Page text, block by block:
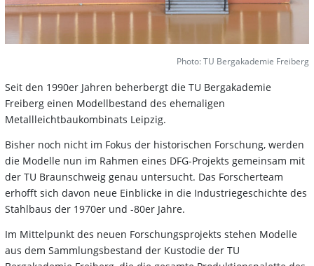
Seit den 1990er Jahren beherbergt die TU Bergakademie
Freiberg einen Modellbestand des ehemaligen
Metallleichtbaukombinats Leipzig.
Bisher noch nicht im Fokus der historischen Forschung, werden
die Modelle nun im Rahmen eines DFG-Projekts gemeinsam mit
der TU Braunschweig genau untersucht. Das Forscherteam
erhofft sich davon neue Einblicke in die Industriegeschichte des
Stahlbaus der 1970er und -80er Jahre.
Im Mittelpunkt des neuen Forschungsprojekts stehen Modelle
aus dem Sammlungsbestand der Kustodie der TU
Photo: TU Bergakademie Freiberg